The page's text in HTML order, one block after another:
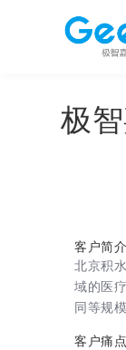
极
客户简介
北京积
域的医
同等规
客户痛点